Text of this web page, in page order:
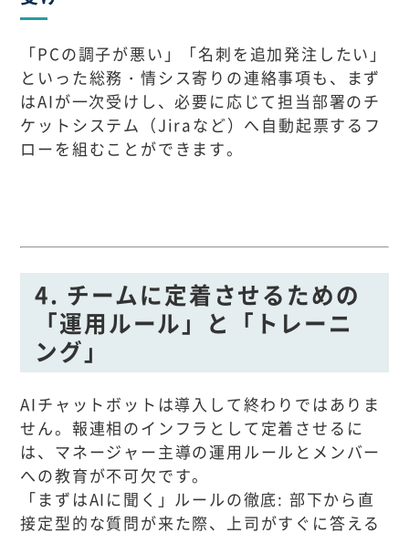
「PCの調子が悪い」「名刺を追加発注したい」
といった総務・情シス寄りの連絡事項も、まず
はAIが一次受けし、必要に応じて担当部署のチ
ケットシステム（Jiraなど）へ自動起票するフ
ローを組むことができます。
4. チームに定着させるための
「運用ルール」と「トレーニ
ング」
AIチャットボットは導入して終わりではありま
せん。報連相のインフラとして定着させるに
は、マネージャー主導の運用ルールとメンバー
への教育が不可欠です。
「まずはAIに聞く」ルールの徹底: 部下から直
接定型的な質問が来た際、上司がすぐに答える